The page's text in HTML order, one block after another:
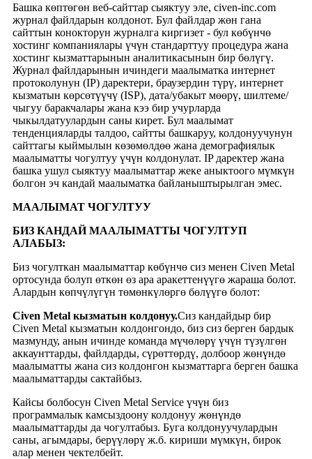
Башка көптөгөн веб-сайттар сыяктуу эле, civen-inc.com
журнал файлдарын колдонот. Бул файлдар жөн гана
сайттын конокторун журналга киргизет - бул көбүнчө
хостинг компаниялары үчүн стандарттуу процедура жана
хостинг кызматтарынын аналитикасынын бир бөлүгү.
Журнал файлдарынын ичиндеги маалыматка интернет
протоколунун (IP) даректери, браузердин түрү, интернет
кызматын көрсөтүүчү (ISP), дата/убакыт мөөрү, шилтеме/
чыгуу баракчалары жана кээ бир учурларда
чыкылдатуулардын саны кирет. Бул маалымат
тенденцияларды талдоо, сайтты башкаруу, колдонуучунун
сайттагы кыймылын көзөмөлдөө жана демографиялык
маалыматты чогултуу үчүн колдонулат. IP даректер жана
башка ушул сыяктуу маалыматтар жеке аныктоого мүмкүн
болгон эч кандай маалыматка байланыштырылган эмес.
МААЛЫМАТ ЧОГУЛТУУ
БИЗ КАНДАЙ МААЛЫМАТТЫ ЧОГУЛТУП
АЛАБЫЗ:
Биз чогулткан маалыматтар көбүнчө сиз менен Civen Metal
ортосунда болуп өткөн өз ара аракеттенүүгө жараша болот.
Алардын көпчүлүгүн төмөнкүлөргө бөлүүгө болот:
Civen Metal кызматын колдонуу.Сиз кандайдыр бир
Civen Metal кызматын колдонгондо, биз сиз берген бардык
мазмунду, анын ичинде команда мүчөлөрү үчүн түзүлгөн
аккаунттарды, файлдарды, сүрөттөрдү, долбоор жөнүндө
маалыматты жана сиз колдонгон кызматтарга берген башка
маалыматтарды сактайбыз.
Кайсы болбосун Civen Metal Service үчүн биз
программалык камсыздоону колдонуу жөнүндө
маалыматтарды да чогултабыз. Буга колдонуучулардын
саны, агымдары, берүүлөрү ж.б. кириши мүмкүн, бирок
алар менен чектелбейт.